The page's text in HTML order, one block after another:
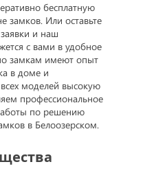
бесплатную
замков. Или оставьте
и наш
с вами в удобное
замкам имеют опыт
в доме и
моделей высокую
профессиональное
по решению
в Белоозерском.